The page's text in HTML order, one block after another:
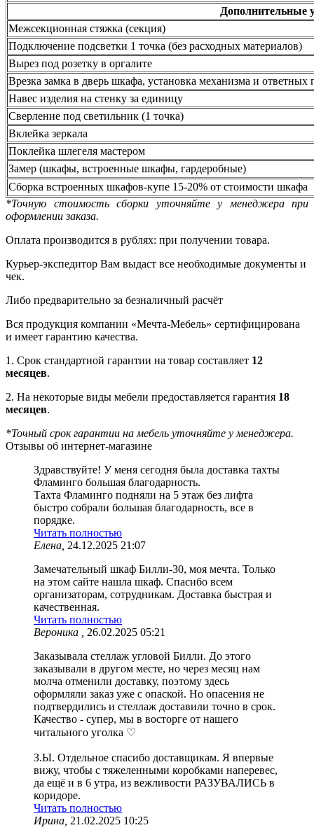
Дополнительные
Межсекционная стяжка (секция)
Подключение подсветки 1 точка (без расходных материалов)
Вырез под розетку в оргалите
Врезка замка в дверь шкафа, установка механизма и ответных
Навес изделия на стенку за единицу
Сверление под светильник (1 точка)
Вклейка зеркала
Поклейка шлегеля мастером
Замер (шкафы, встроенные шкафы, гардеробные)
Сборка встроенных шкафов-купе 15-20% от стоимости шкафа
*Точную стоимость сборки уточняйте у менеджера при
оформлении заказа.
Оплата производится в рублях: при получении товара.
Курьер-экспедитор Вам выдаст все необходимые документы и
чек.
Либо предварительно за безналичный расчёт
Вся продукция компании «Мечта-Мебель» сертифицирована
и имеет гарантию качества.
1. Срок стандартной гарантии на товар составляет 12
месяцев.
2. На некоторые виды мебели предоставляется гарантия 18
месяцев.
*Точный срок гарантии на мебель уточняйте у менеджера.
Отзывы об интернет-магазине
Здравствуйте! У меня сегодня была доставка тахты
Фламинго большая благодарность.
Тахта Фламинго подняли на 5 этаж без лифта
быстро собрали большая благодарность, все в
порядке.
Читать полностью
Елена, 24.12.2025 21:07
Замечательный шкаф Билли-30, моя мечта. Только
на этом сайте нашла шкаф. Спасибо всем
организаторам, сотрудникам. Доставка быстрая и
качественная.
Читать полностью
Вероника ,
26.02.2025 05:21
Заказывала стеллаж угловой Билли. До этого
заказывали в другом месте, но через месяц нам
молча отменили доставку, поэтому здесь
оформляли заказ уже с опаской. Но опасения не
подтвердились и стеллаж доставили точно в срок.
Качество - супер, мы в восторге от нашего
читального уголка ♡
З.Ы. Отдельное спасибо доставщикам. Я впервые
вижу, чтобы с тяжеленными коробками наперевес,
да ещё и в 6 утра, из вежливости РАЗУВАЛИСЬ в
коридоре.
Читать полностью
Ирина, 21.02.2025 10:25